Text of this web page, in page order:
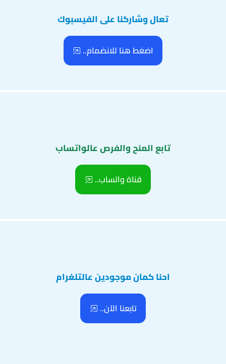
تعال وشاركنا على الفيسبوك
اضغط هنا للانضمام..
تابع المنح والفرص عالواتساب
قناة واتساب..
احنا كمان موجودين عالتلغرام
تابعنا الآن..